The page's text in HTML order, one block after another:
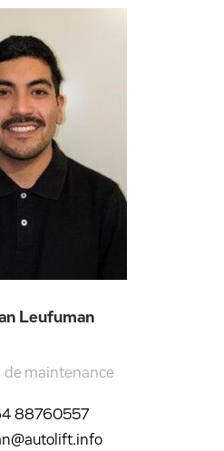
Leufuman
de maintenance
88760557